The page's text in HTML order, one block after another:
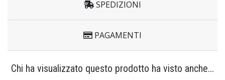
SPEDIZIONI
PAGAMENTI
Chi ha visualizzato questo prodotto ha visto anche...